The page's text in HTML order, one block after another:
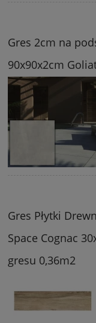
Gres 2cm na
90x90x2cm
Gres Płytki
Space Cognac
gresu 0,36m2